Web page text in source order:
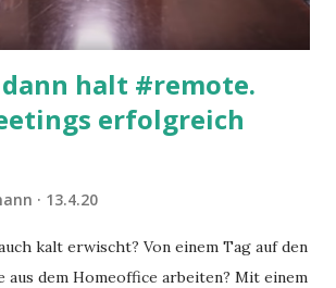
halt #remote.
erfolgreich
13.4.20
kalt erwischt? Von einem Tag auf den
dem Homeoffice arbeiten? Mit einem